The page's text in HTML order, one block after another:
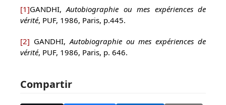
[1]GANDHI,Autobiographie ou mes expériences de
vérité, PUF, 1986, Paris, p.445.
[2] GANDHI,Autobiographie ou mes expériences de
vérité, PUF, 1986, Paris, p. 646.
Compartir